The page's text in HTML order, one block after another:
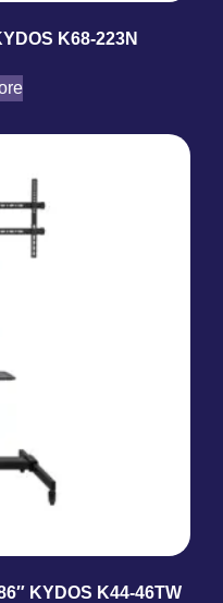
K68-223N
KYDOS K44-46TW